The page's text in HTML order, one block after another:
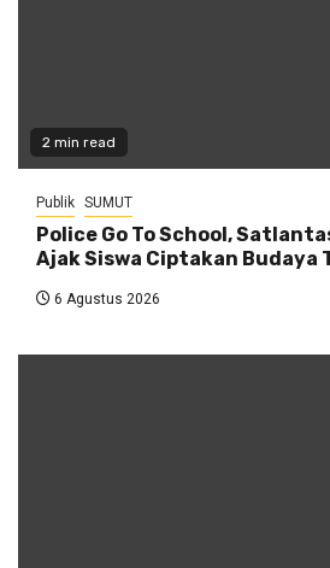
2 min read
Publik SUMUT
Police Go To School,
Ajak Siswa Ciptakan Budaya
6 Agustus 2026